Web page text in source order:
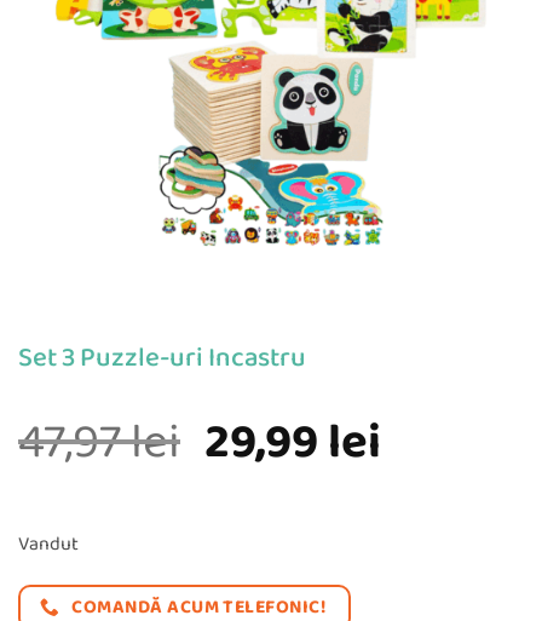
Set 3 Puzzle-uri Incastru
47,97lei Prețul
fost:
29,99lei
Vandut
COMANDĂ ACUM TELEFONIC!